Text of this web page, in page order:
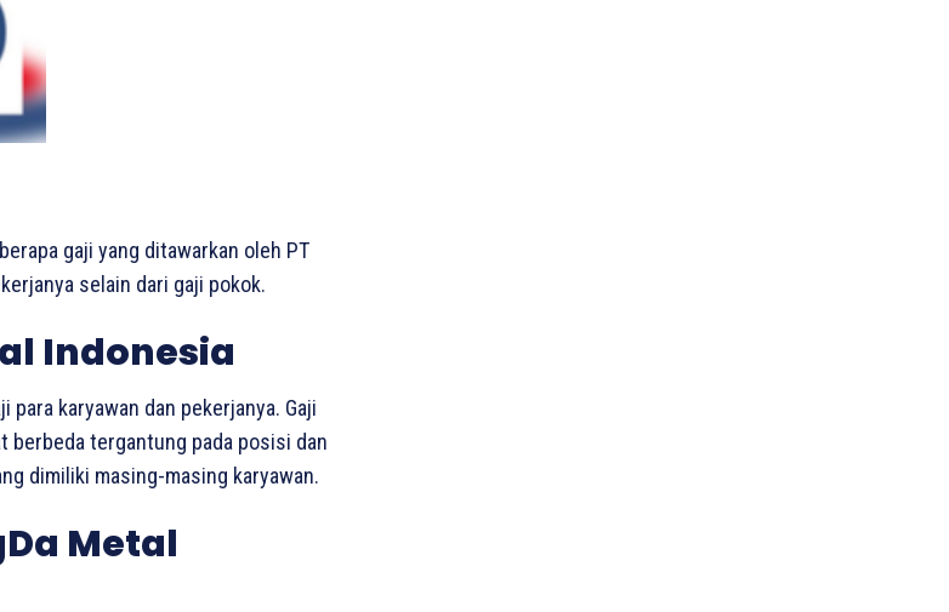
gaji yang ditawarkan oleh PT
selain dari gaji pokok.
Indonesia
karyawan dan pekerjanya. Gaji
berbeda tergantung pada posisi dan
dimiliki masing-masing karyawan.
Metal